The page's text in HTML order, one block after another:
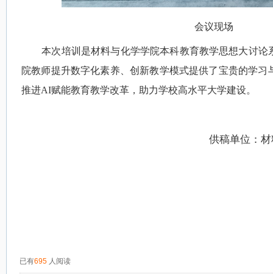
会议现场
本次培训是材料与化学学院本科教育教学思想大讨论
院教师提升数字化素养、创新教学模式提供了宝贵的学
推进AI赋能教育教学改革，助力学校高水平大学建设。
供稿单位：
已有695 人阅读